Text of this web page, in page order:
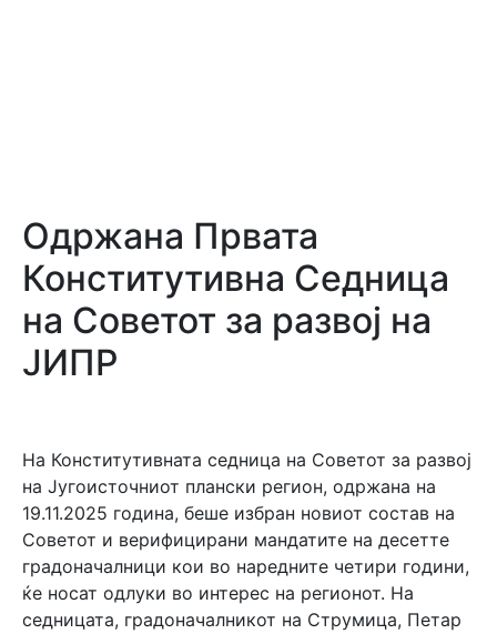
Одржана Првата
Конститутивна Седница
на Советот за развој на
ЈИПР
На Конститутивната седница на Советот за развој
на Југоисточниот плански регион, одржана на
19.11.2025 година, беше избран новиот состав на
Советот и верифицирани мандатите на десетте
градоначалници кои во наредните четири години,
ќе носат одлуки во интерес на регионот. На
седницата, градоначалникот на Струмица, Петар